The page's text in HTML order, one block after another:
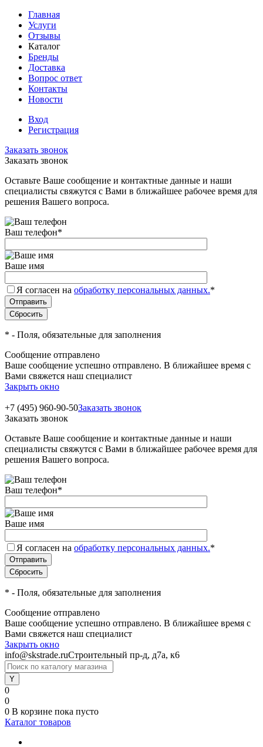
Главная
Услуги
Отзывы
Каталог
Бренды
Доставка
Вопрос ответ
Контакты
Новости
Вход
Регистрация
Заказать звонок
Заказать звонок
Оставьте Ваше сообщение и контактные данные и наши
специалисты свяжутся с Вами в ближайшее рабочее время для
решения Вашего вопроса.
Ваш телефон*
Ваше имя
Я согласен на обработку персональных данных.*
* - Поля, обязательные для заполнения
Сообщение отправлено
Ваше сообщение успешно отправлено. В ближайшее время с
Вами свяжется наш специалист
Закрыть окно
+7 (495) 960-90-50Заказать звонок
Заказать звонок
Оставьте Ваше сообщение и контактные данные и наши
специалисты свяжутся с Вами в ближайшее рабочее время для
решения Вашего вопроса.
Ваш телефон*
Ваше имя
Я согласен на обработку персональных данных.*
* - Поля, обязательные для заполнения
Сообщение отправлено
Ваше сообщение успешно отправлено. В ближайшее время с
Вами свяжется наш специалист
Закрыть окно
info@skstrade.ruСтроительный пр-д, д7а, к6
0
0
0 В корзине пока пусто
Каталог товаров